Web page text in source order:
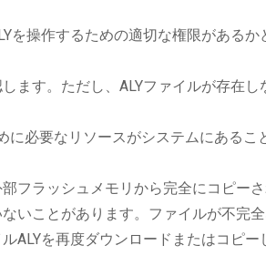
を操作するための適切な権限があるか
ます。ただし、ALYファイルが存在し
に必要なリソースがシステムにあるこ
フラッシュメモリから完全にコピー
いことがあります。ファイルが不完
ALYを再度ダウンロードまたはコピー